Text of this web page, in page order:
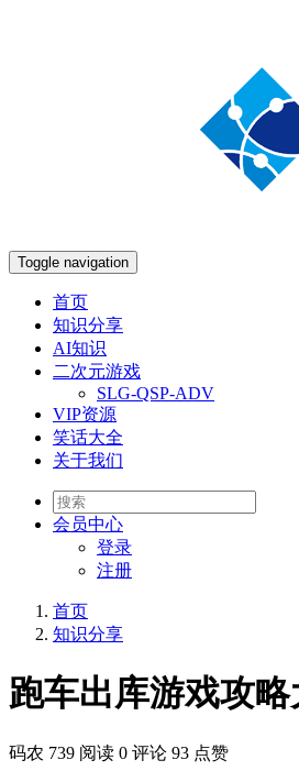
Toggle navigation
首页
知识分享
AI知识
二次元游戏
SLG-QSP-ADV
VIP资源
笑话大全
关于我们
会员中心
登录
注册
首页
知识分享
跑车出库游戏攻
码农 739 阅读 0 评论 93 点赞